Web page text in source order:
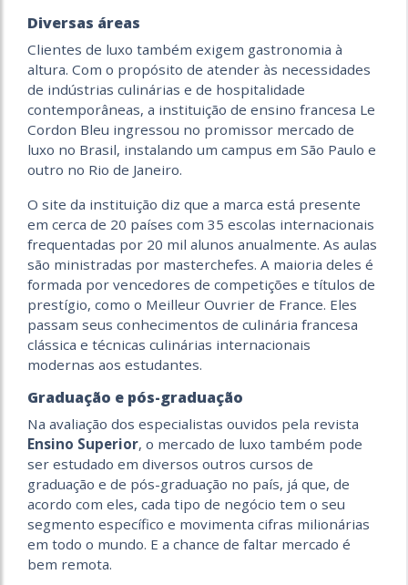
Diversas áreas
Clientes de luxo também exigem gastronomia à
altura. Com o propósito de atender às necessidades
de indústrias culinárias e de hospitalidade
contemporâneas, a instituição de ensino francesa Le
Cordon Bleu ingressou no promissor mercado de
luxo no Brasil, instalando um campus em São Paulo e
outro no Rio de Janeiro.
O site da instituição diz que a marca está presente
em cerca de 20 países com 35 escolas internacionais
frequentadas por 20 mil alunos anualmente. As aulas
são ministradas por masterchefes. A maioria deles é
formada por vencedores de competições e títulos de
prestígio, como o Meilleur Ouvrier de France. Eles
passam seus conhecimentos de culinária francesa
clássica e técnicas culinárias internacionais
modernas aos estudantes.
Graduação e pós-graduação
Na avaliação dos especialistas ouvidos pela revista
Ensino Superior, o mercado de luxo também pode
ser estudado em diversos outros cursos de
graduação e de pós-graduação no país, já que, de
acordo com eles, cada tipo de negócio tem o seu
segmento específico e movimenta cifras milionárias
em todo o mundo. E a chance de faltar mercado é
bem remota.